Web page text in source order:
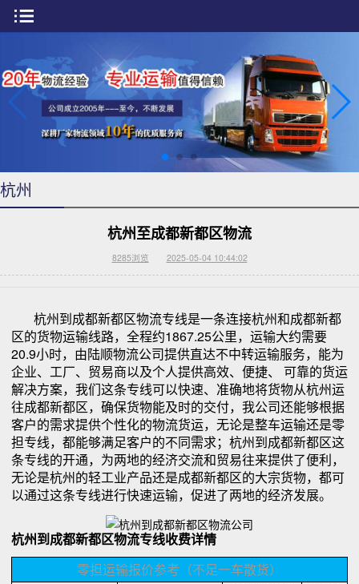
杭州
杭州至成都新都区物流
8285浏览 2025-05-04 10:44:02
杭州到成都新都区物流专线是一条连接杭州和成都新都
区的货物运输线路，全程约1867.25公里，运输大约需要
20.9小时，由陆顺物流公司提供直达不中转运输服务，能为
企业、工厂、贸易商以及个人提供高效、便捷、 可靠的货运
解决方案，我们这条专线可以快速、准确地将货物从杭州运
往成都新都区，确保货物能及时的交付，我公司还能够根据
客户的需求提供个性化的物流货运，无论是整车运输还是零
担专线，都能够满足客户的不同需求；杭州到成都新都区这
条专线的开通，为两地的经济交流和贸易往来提供了便利，
无论是杭州的轻工业产品还是成都新都区的大宗货物，都可
以通过这条专线进行快速运输，促进了两地的经济发展。
杭州到成都新都区物流专线收费详情
零担运输报价参考（不足一车散货）